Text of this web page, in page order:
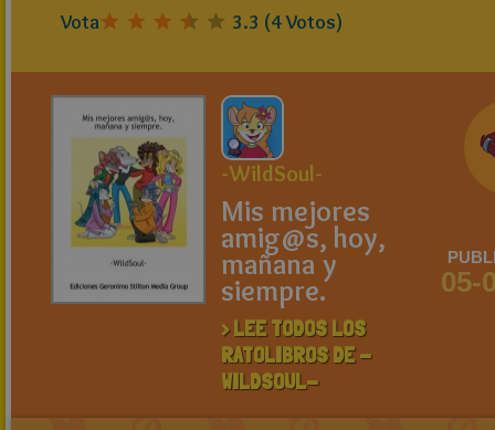
Vota 3.3 (4Votos)
-WildSoul-
Mis mejores
amig@s, hoy,
mañana y
siempre.
> LEE TODOS LOS
RATOLIBROS DE -
WILDSOUL-
05-